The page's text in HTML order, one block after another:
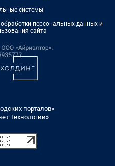
системы
персональных данных и
сайта
порталов»
Технологии»